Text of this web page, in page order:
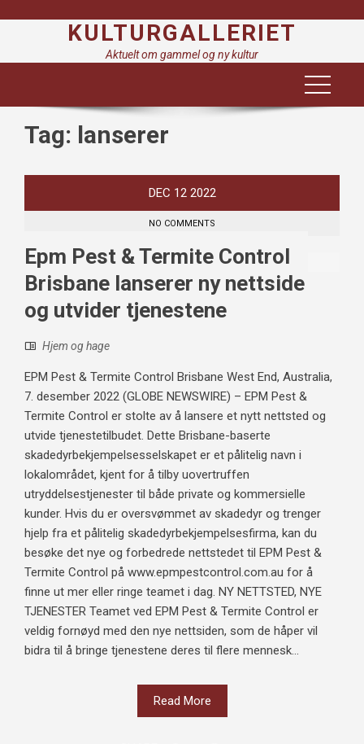
KULTURGALLERIET
Aktuelt om gammel og ny kultur
Tag: lanserer
DEC 12 2022
NO COMMENTS
Epm Pest & Termite Control
Brisbane lanserer ny nettside
og utvider tjenestene
Hjem og hage
EPM Pest & Termite Control Brisbane West End, Australia,
7. desember 2022 (GLOBE NEWSWIRE) – EPM Pest &
Termite Control er stolte av å lansere et nytt nettsted og
utvide tjenestetilbudet. Dette Brisbane-baserte
skadedyrbekjempelsesselskapet er et pålitelig navn i
lokalområdet, kjent for å tilby uovertruffen
utryddelsestjenester til både private og kommersielle
kunder. Hvis du er oversvømmet av skadedyr og trenger
hjelp fra et pålitelig skadedyrbekjempelsesfirma, kan du
besøke det nye og forbedrede nettstedet til EPM Pest &
Termite Control på www.epmpestcontrol.com.au for å
finne ut mer eller ringe teamet i dag. NY NETTSTED, NYE
TJENESTER Teamet ved EPM Pest & Termite Control er
veldig fornøyd med den nye nettsiden, som de håper vil
bidra til å bringe tjenestene deres til flere mennesk...
Read More